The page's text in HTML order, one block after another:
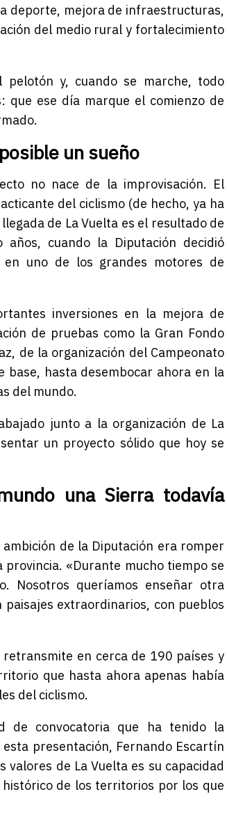
deporte, mejora de infraestructuras,
del medio rural y fortalecimiento
pelotón y, cuando se marche, todo
que ese día marque el comienzo de
un sueño
no nace de la improvisación. El
del ciclismo (de hecho, ya ha
de La Vuelta es el resultado de
cuando la Diputación decidió
uno de los grandes motores de
inversiones en la mejora de
de pruebas como la Gran Fondo
de la organización del Campeonato
hasta desembocar ahora en la
del mundo.
junto a la organización de La
un proyecto sólido que hoy se
una Sierra todavía
de la Diputación era romper
«Durante mucho tiempo se
Nosotros queríamos enseñar otra
extraordinarios, con pueblos
en cerca de 190 países y
que hasta ahora apenas había
del ciclismo.
de convocatoria que ha tenido la
presentación, Fernando Escartín
de La Vuelta es su capacidad
de los territorios por los que